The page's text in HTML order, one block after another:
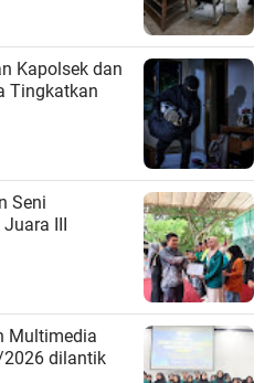
Kapolsek dan
Tingkatkan
Seni
Juara III
Multimedia
2026 dilantik